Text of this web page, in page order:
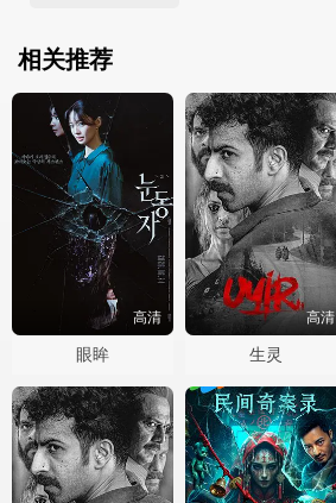
相关推荐
高清
眼眸
高清
生灵